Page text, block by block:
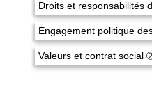
Droits et responsabilités
Engagement politique
Valeurs et contrat social